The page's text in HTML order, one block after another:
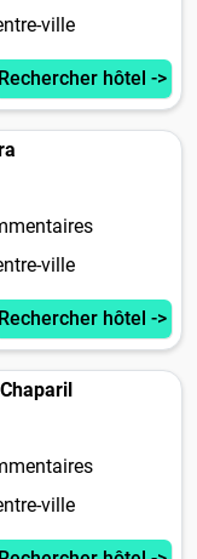
ville
Rechercher hôtel ->
ville
Rechercher hôtel ->
ville